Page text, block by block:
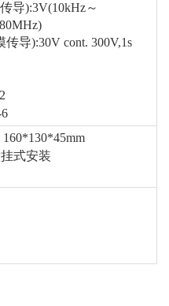
导):3V(10kHz～
导):30V cont. 300V,1s
160*130*45mm
式安装